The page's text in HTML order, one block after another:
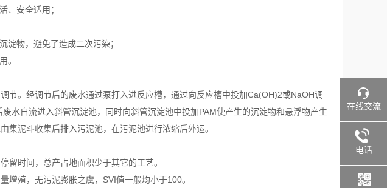
、安全适用；
淀物，避免了造成二次污染；
。
节。经调节后的废水通过泵打入进反应槽，通过向反应槽中投加Ca(OH)2或NaOH调
水自流进入斜管沉淀池，同时向斜管沉淀池中投加PAM使产生的沉淀物和悬浮物产生
集泥斗收集后排入污泥池，在污泥池进行浓缩后外运。
时间，总产占地面积少于其它的工艺。
殖，无污泥膨胀之虞，SVI值一般均小于100。
在线交流
电话